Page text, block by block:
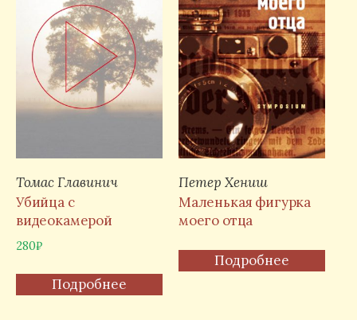
Томас Главинич
Убийца с
видеокамерой
280₽
Подробнее
Петер Хениш
Маленькая фигурка
моего отца
Подробнее